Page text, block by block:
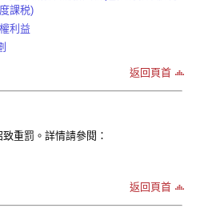
課税)
利益
返回頁首
重罰。詳情請參閱：
返回頁首